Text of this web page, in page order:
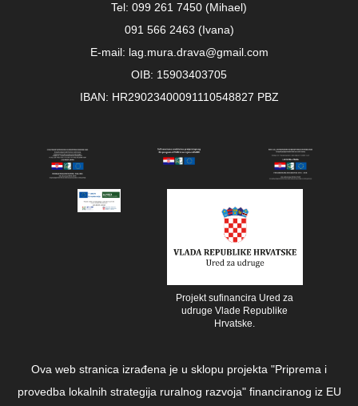
Tel: 099 261 7450 (Mihael)
091 566 2463 (Ivana)
E-mail: lag.mura.drava@gmail.com
OIB: 15903403705
IBAN: HR29023400091110548827 PBZ
Projekt sufinancira Ured za
udruge Vlade Republike
Hrvatske.
Ova web stranica izrađena je u sklopu projekta "Priprema i
provedba lokalnih strategija ruralnog razvoja" financiranog iz EU